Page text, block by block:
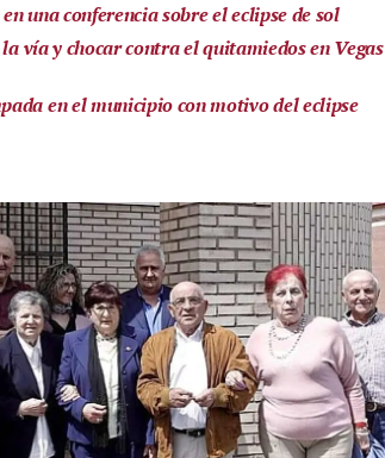
una conferencia sobre el eclipse de sol
vía y chocar contra el quitamiedos en
en el municipio con motivo del eclipse